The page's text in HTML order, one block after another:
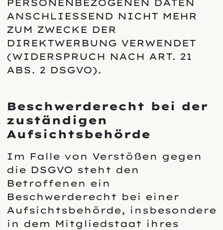
PERSONENBEZOGENEN DATEN
ANSCHLIESSEND NICHT MEHR
ZUM ZWECKE DER
DIREKTWERBUNG VERWENDET
(WIDERSPRUCH NACH ART. 21
ABS. 2 DSGVO).
Beschwerderecht bei der
zuständigen
Aufsichtsbehörde
Im Falle von Verstößen gegen
die DSGVO steht den
Betroffenen ein
Beschwerderecht bei einer
Aufsichtsbehörde, insbesondere
in dem Mitgliedstaat ihres